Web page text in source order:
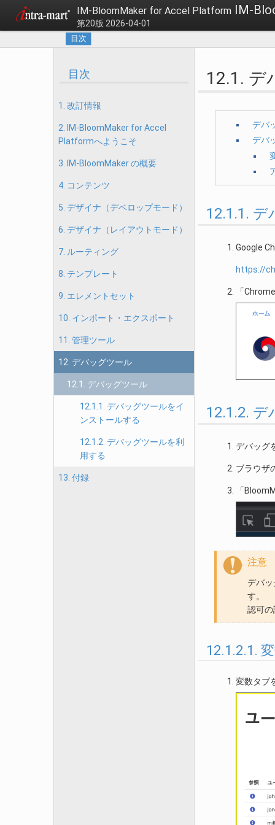
IM-BloomMaker for Accel Platform IM-
第20版 2026-04-01
目次
目次
1. 改訂情報
2. IM-BloomMaker for Accel
Platformへようこそ
3. IM-BloomMaker の概要
4. コンテンツ
5. デザイナ（デベロップモード）
6. デザイナ（レイアウトモード）
7. ルーティング
8. テンプレート
9. エレメントセット
10. インポート・エクスポート
11. 管理ツール
12. デバッグツール
12.1. デバッグツール
12.1.1. デバッグツールをイ
ンストールする
12.1.2. デバッグツールを利
用する
13. 付録
12.1. デ
デバ
デバ
12.1.1.
Google
https://
「
12.1.2.
デバッグ
ブラウザ
「
注意
デバ
す。
認可
12.1.2.1.
変数タブ